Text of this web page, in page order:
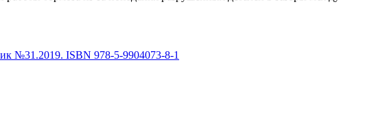
№31.2019. ISBN 978-5-9904073-8-1